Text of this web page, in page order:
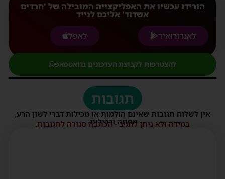
הורידו עכשיו את האפליקצייה המובילה של 'חרדים
אשדוד' אליכם לנייד
לאנדורואיד
לאפל
להצטרפות לקבוצת העדכונים בוואטסאפ
תגובות
אין לשלוח תגובות שאינם הולמות או מכילות דברי לשון הרע,
הסתה ורכילות.
במידה ולא ניתן להגיב - הכתבה סגורה לתגובות.